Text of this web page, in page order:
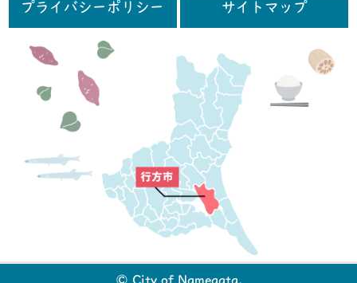
プライバシーポリシー サイトマップ